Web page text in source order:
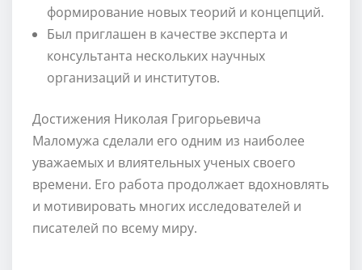
формирование новых теорий и концепций.
Был приглашен в качестве эксперта и
консультанта нескольких научных
организаций и институтов.
Достижения Николая Григорьевича
Маломужа сделали его одним из наиболее
уважаемых и влиятельных ученых своего
времени. Его работа продолжает вдохновлять
и мотивировать многих исследователей и
писателей по всему миру.